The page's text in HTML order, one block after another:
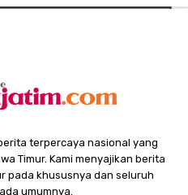
terpercaya nasional yang
Timur. Kami menyajikan berita
pada khususnya dan seluruh
umumnya.